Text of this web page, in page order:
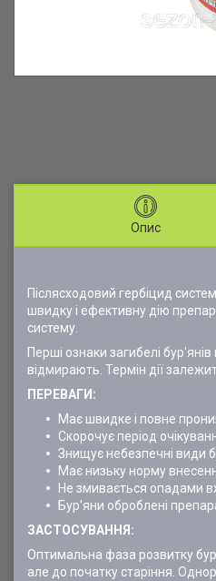
Опис
Післясходовий гербіцид
швидку і ефективну дію
систему.
Перші ознаки загибелі
відмирають. Термін дії
ПЕРЕВАГИ:
Має швидке і повне
Скорочує період
Знищує небезпечні види
Має низьку норму
Не змивається опадами
Бур'яни оброблені
ЗАСТОСУВАННЯ:
Оптимальна фаза розвитку
але до початку старіння.